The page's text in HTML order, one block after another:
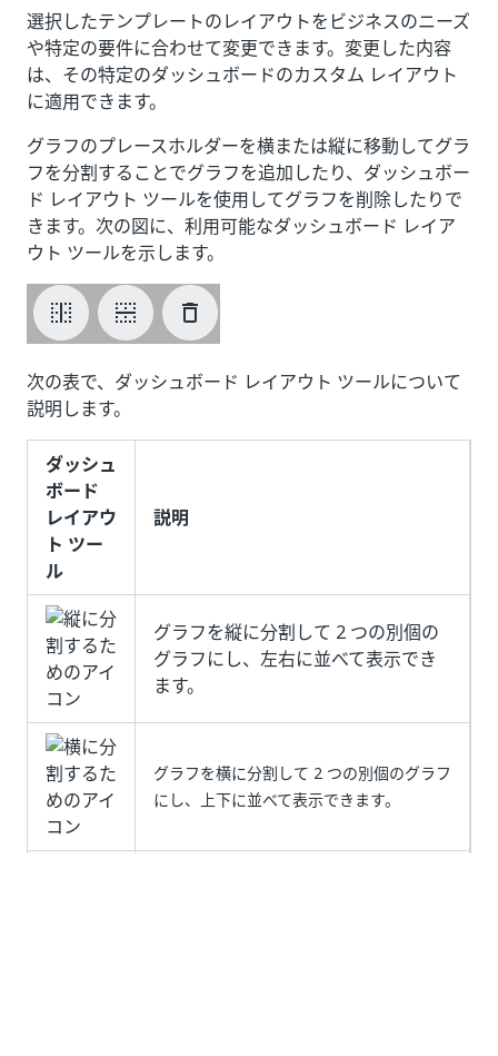
選択したテンプレートのレイアウトをビジネスのニーズ
や特定の要件に合わせて変更できます。変更した内容
は、その特定のダッシュボードのカスタム レイアウト
に適用できます。
グラフのプレースホルダーを横または縦に移動してグラ
フを分割することでグラフを追加したり、ダッシュボー
ド レイアウト ツールを使用してグラフを削除したりで
きます。次の図に、利用可能なダッシュボード レイア
ウト ツールを示します。
次の表で、ダッシュボード レイアウト ツールについて
説明します。
ダッシュ
ボード
レイアウ
ト ツー
ル
説明
グラフを縦に分割して 2 つの別個の
グラフにし、左右に並べて表示でき
ます。
グラフを横に分割して 2 つの別個のグラフ
にし、上下に並べて表示できます。